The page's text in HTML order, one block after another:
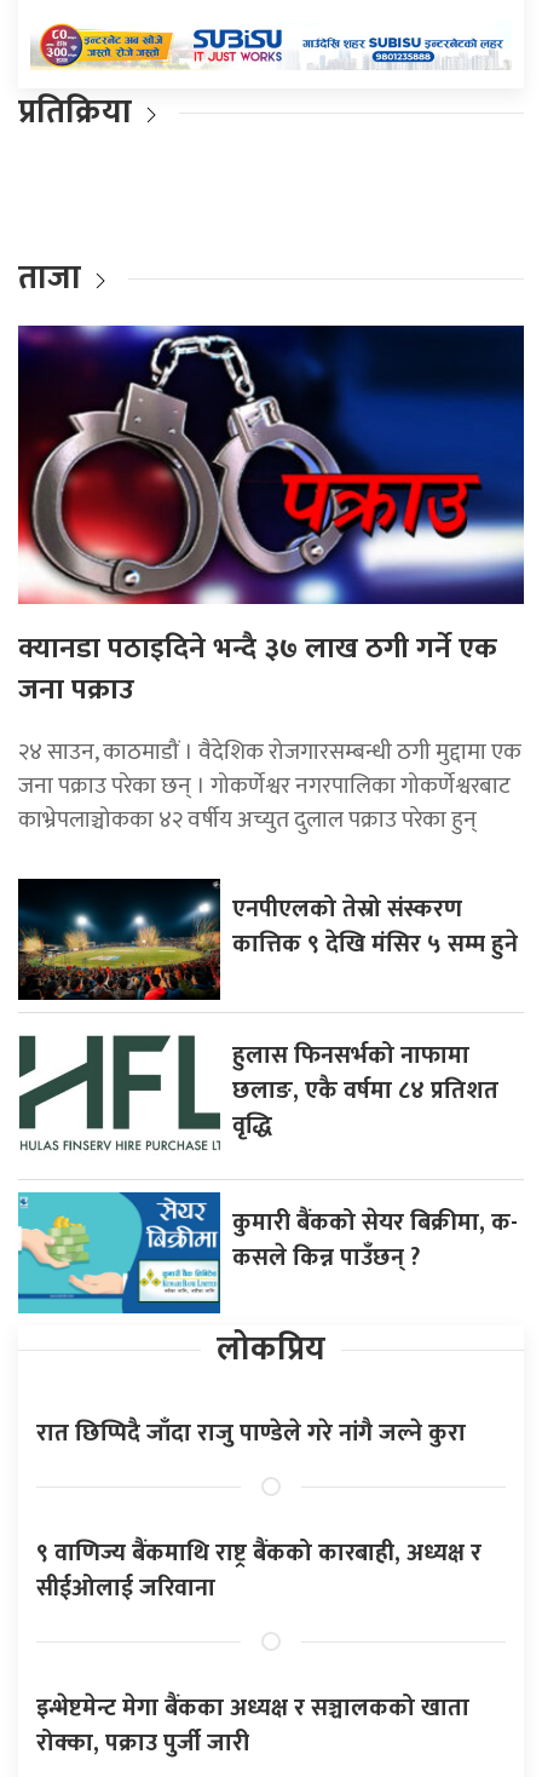
प्रतिक्रिया
ताजा
क्यानडा पठाइदिने भन्दै ३७ लाख ठगी गर्ने एक
जना पक्राउ
२४ साउन, काठमाडौं । वैदेशिक रोजगारसम्बन्धी ठगी मुद्दामा एक
जना पक्राउ परेका छन् । गोकर्णेश्वर नगरपालिका गोकर्णेश्वरबाट
काभ्रेपलाञ्चोकका ४२ वर्षीय अच्युत दुलाल पक्राउ परेका हुन्
एनपीएलको तेस्रो संस्करण
कात्तिक ९ देखि मंसिर ५ सम्म हुने
हुलास फिनसर्भको नाफामा
छलाङ, एकै वर्षमा ८४ प्रतिशत
वृद्धि
कुमारी बैंकको सेयर बिक्रीमा, क-
कसले किन्न पाउँछन् ?
लोकप्रिय
रात छिप्पिदै जाँदा राजु पाण्डेले गरे नांगै जल्ने कुरा
९ वाणिज्य बैंकमाथि राष्ट्र बैंकको कारबाही, अध्यक्ष र
सीईओलाई जरिवाना
इन्भेष्टमेन्ट मेगा बैंकका अध्यक्ष र सञ्चालकको खाता
रोक्का, पक्राउ पुर्जी जारी